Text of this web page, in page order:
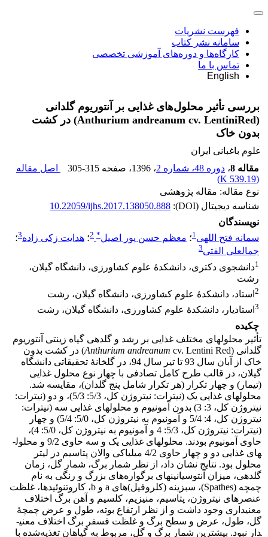
فهرست نشریات
سامانه نشر کتاب
کارگاه‌ها و دوره‌های آموزشی تخصصی
تماس با ما
English
بررسی تأثیر محلول‌های غذایی بر آنتوریوم گلدانی
(Anthurium andreanum cv. LentiniRed) در کشت
بدون خاک
علوم باغبانی ایران
مقاله 8
، دوره 48، شماره 2 ، 1396 ، صفحه 305-315
اصل مقاله
(
539.19 K
)
نوع مقاله: مقاله پژوهشی
شناسه دیجیتال (DOI):
10.22059/ijhs.2017.138050.888
نویسندگان
سمانه فتح اللهی1؛ معظم حسن پور اصیل*
2؛ هدایت زکی زاده3؛
جمالعلی الفتی3
1دانشجوی دکتری، دانشکدۀ علوم کشاورزی، دانشگاه گیلان،
رشت
2 استاد، دانشکدۀ علوم کشاورزی، دانشگاه گیلان، رشت
3 استادیار، دانشکدۀ علوم کشاورزی، دانشگاه گیلان، رشت
چکیده
تأثیر محلول­های مختلف غذایی بر رشد و گلدهی گیاه زینتی آنتوریوم
گلدانی (
Anthurium andreanum
cv. Lentini Red) در کشت بدون
خاک از آبان سال 93 تا تیر سال 94، در گلخانۀ تحقیقاتی دانشگاه
گیلان، در قالب طرح کامل تصادفی با چهار نوع محلول غذایی
(تیمار) و چهار تکرار (هر تکرار شامل پنج گلدان)، مقایسه شد.
محلول­های غذایی یک (نیترات: نیتروژن کل، 5/3: 5/3)، و دو (نیترات:
نیتروژن کل، 3: 3) بدون آمونیوم و محلول­های غذایی سه (نیترات:
نیتروژن کل، 4: 5/4 و آمونیوم به نیتروژن کل، 5/0: 5/4) و چهار
(نیترات: نیتروژن کل، 5/3: 4 و آمونیوم به نیتروژن کل، 5/0: 4)،
حاوی آمونیوم بودند. محلول­های غذایی یک و سه حاوی 9/2 و محلول­
های غذایی دو و چهار حاوی 4/2 میلی­اکی والان پتاسیم در لیتر
محلول بود. نتایج نشان داد، از نظر شمار برگ، شمار گل، زمان
گلدهی، میزان آنتوسیانین­های برگواره‌های بزرگ و رنگی به نام
چمچه (Spathes)، سبزینه (کلروفیل)­های a و b، کاروتنوئیدها، غلظت
عنصرهای نیتروژن، پتاسیم، منیزیم، کلسیم و آهن برگ اختلاف
معنی­داری وجود داشت و از نظر ارتفاع بوته، طول و عرض چمچۀ
گل، طول، عرض و سطح برگ و غلظت فسفر برگ اختلاف معنی­
دار نبود. بیشترین شمار برگ و گل، مربوط به گیاهان تغذیه‌شده با